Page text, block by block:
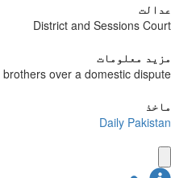
عدالت
District and Sessions Court
مزید معلومات
over a domestic dispute
ماخذ
Daily Pakistan